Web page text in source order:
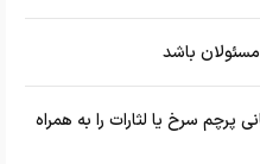
باشد
پرچم سرخ یا لثارات را به همراه